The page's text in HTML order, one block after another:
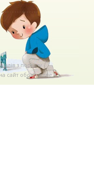
з порталу
сайт обов'язкове. .